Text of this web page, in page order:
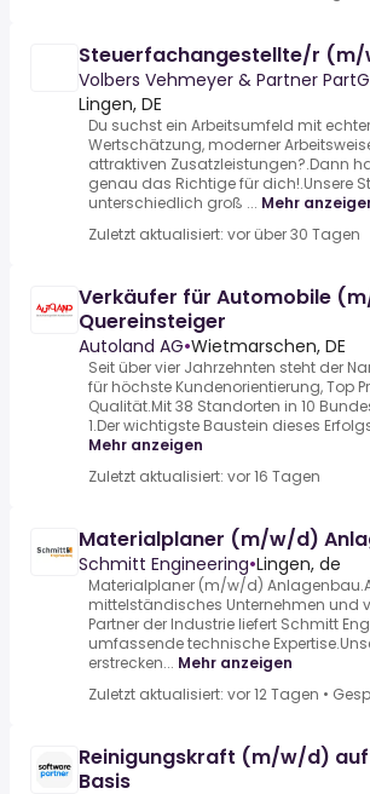
Steuerfachangestellte/r
Volbers Vehmeyer & Partner
Lingen, DE
Du suchst ein Arbeitsumfeld mit echter
Wertschätzung, moderner
attraktiven Zusatzleistungen?.Dann
genau das Richtige für dich!.Unsere
unterschiedlich groß ... Mehr
Zuletzt aktualisiert: vor über 30 Tagen
Verkäufer für Automobile
Quereinsteiger
Autoland AG•Wietmarschen, DE
Seit über vier Jahrzehnten steht der
für höchste Kundenorientierung, Top
Qualität.Mit 38 Standorten in 10
1.Der wichtigste Baustein dieses
Mehr anzeigen
Zuletzt aktualisiert: vor 16 Tagen
Materialplaner (m/w/d)
Schmitt Engineering•Lingen, de
Materialplaner (m/w/d)
mittelständisches Unternehmen und
Partner der Industrie liefert Schmitt
umfassende technische
erstrecken... Mehr anzeigen
Zuletzt aktualisiert: vor 12 Tagen •
Reinigungskraft (m/w/d)
Basis